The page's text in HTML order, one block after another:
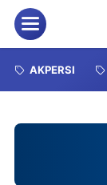
Menu
AKPERSI
BPBD-